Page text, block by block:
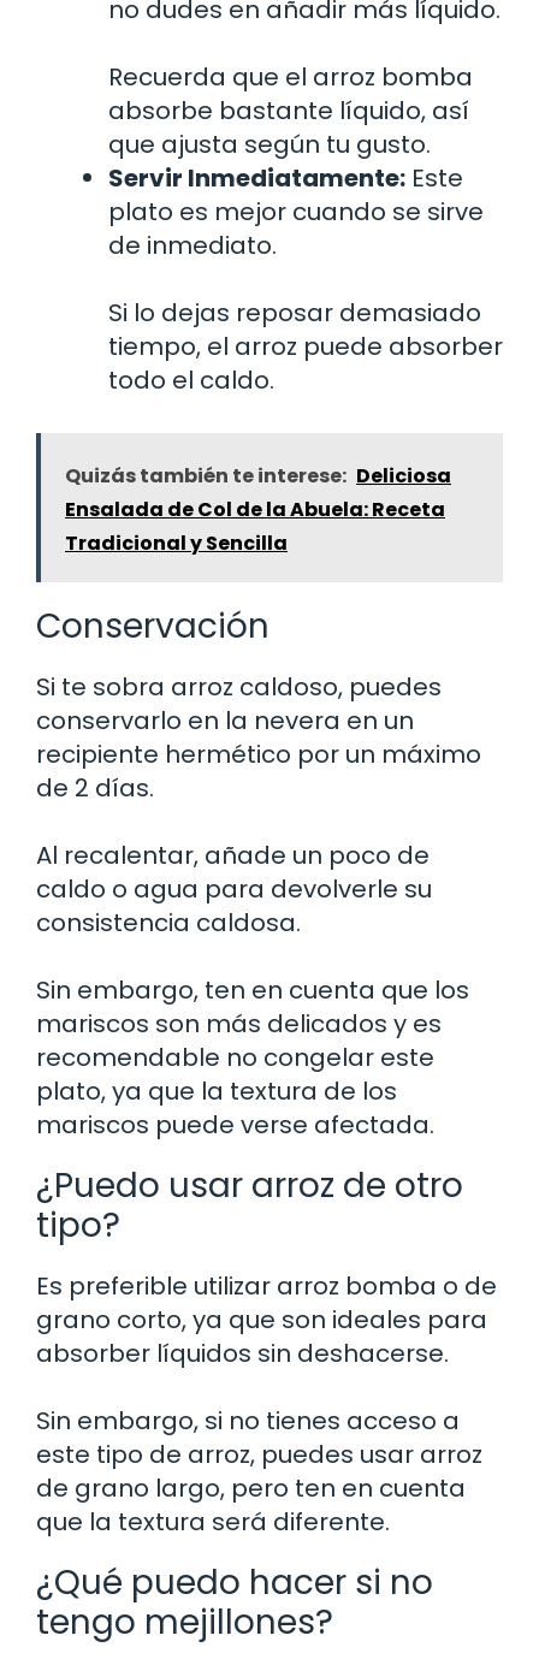
no dudes en añadir más líquido.
Recuerda que el arroz bomba
absorbe bastante líquido, así
que ajusta según tu gusto.
Servir Inmediatamente: Este
plato es mejor cuando se sirve
de inmediato.
Si lo dejas reposar demasiado
tiempo, el arroz puede absorber
todo el caldo.
Quizás también te interese: Deliciosa
Ensalada de Col de la Abuela: Receta
Tradicional y Sencilla
Conservación
Si te sobra arroz caldoso, puedes
conservarlo en la nevera en un
recipiente hermético por un máximo
de 2 días.
Al recalentar, añade un poco de
caldo o agua para devolverle su
consistencia caldosa.
Sin embargo, ten en cuenta que los
mariscos son más delicados y es
recomendable no congelar este
plato, ya que la textura de los
mariscos puede verse afectada.
¿Puedo usar arroz de otro
tipo?
Es preferible utilizar arroz bomba o de
grano corto, ya que son ideales para
absorber líquidos sin deshacerse.
Sin embargo, si no tienes acceso a
este tipo de arroz, puedes usar arroz
de grano largo, pero ten en cuenta
que la textura será diferente.
¿Qué puedo hacer si no
tengo mejillones?